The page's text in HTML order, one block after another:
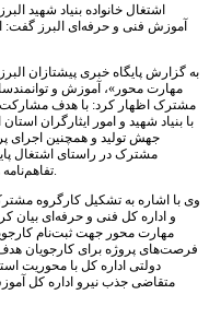
اشتغال خانواده بنیاد شهید
آموزش فنی و حرفه‌ای البرز گفت:
به گزارش پایگاه خبری پیشتازان
مهارت محور»، آموزش و
مشترک اظهار کرد: با هدف
با بنیاد شهید و امور ایثارگران
جهش تولید و همچنین اجرای
مشترک در راستای اشتغال
تفاهم‌نامه همکاری آموزشی به امضای مدیران این دو نهاد رسید.
وی با اشاره به تشکیل کارگروه
و اداره کل فنی و حرفه‌ای بیان
مهارت محور جهت ثبت‌نام
فرصت‌های پروژه برای کارجویان
دولتی اداره کل با محوریت
متقاضی جذب نیرو اداره کل